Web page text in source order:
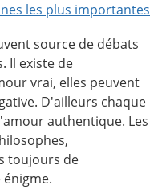
les plus importantes
source de débats
Il existe de
vrai, elles peuvent
D'ailleurs chaque
authentique. Les
toujours de